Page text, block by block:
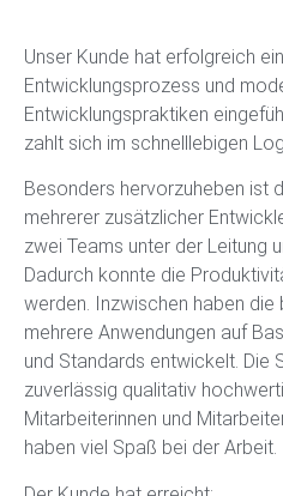
Unser Kunde hat erfolgreich
Entwicklungsprozess und
Entwicklungspraktiken
zahlt sich im schnelllebigen
Besonders hervorzuheben ist
mehrerer zusätzlicher
zwei Teams unter der Leitung
Dadurch konnte die
werden. Inzwischen haben die
mehrere Anwendungen auf
und Standards entwickelt. Die
zuverlässig qualitativ
Mitarbeiterinnen und
haben viel Spaß bei der Arbeit.